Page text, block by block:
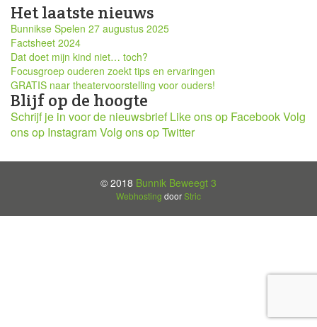
Het laatste nieuws
Bunnikse Spelen 27 augustus 2025
Factsheet 2024
Dat doet mijn kind niet… toch?
Focusgroep ouderen zoekt tips en ervaringen
GRATIS naar theatervoorstelling voor ouders!
Blijf op de hoogte
Schrijf je in voor de nieuwsbrief Like ons op FacebookVolg
ons op InstagramVolg ons op Twitter
© 2018 Bunnik Beweegt 3
Webhosting doorStric